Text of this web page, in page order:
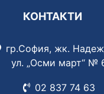
КОНТАКТИ
гр.София, жк.
ул. „Осми март“ №
02 837 74 63